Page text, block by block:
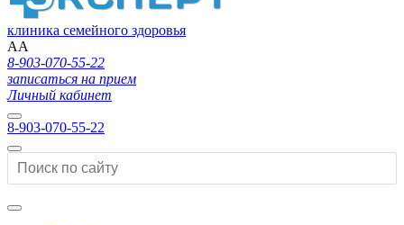
клиника семейного здоровья
AA
8-903-070-55-22
записаться на прием
Личный кабинет
8-903-070-55-22